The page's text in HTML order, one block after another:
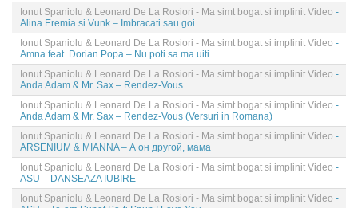
Ionut Spaniolu & Leonard De La Rosiori - Ma simt bogat si implinit Video -
Alina Eremia si Vunk – Imbracati sau goi
Ionut Spaniolu & Leonard De La Rosiori - Ma simt bogat si implinit Video -
Amna feat. Dorian Popa – Nu poti sa ma uiti
Ionut Spaniolu & Leonard De La Rosiori - Ma simt bogat si implinit Video -
Anda Adam & Mr. Sax – Rendez-Vous
Ionut Spaniolu & Leonard De La Rosiori - Ma simt bogat si implinit Video -
Anda Adam & Mr. Sax – Rendez-Vous (Versuri in Romana)
Ionut Spaniolu & Leonard De La Rosiori - Ma simt bogat si implinit Video -
ARSENIUM & MIANNA – А он другой, мама
Ionut Spaniolu & Leonard De La Rosiori - Ma simt bogat si implinit Video -
ASU – DANSEAZA IUBIRE
Ionut Spaniolu & Leonard De La Rosiori - Ma simt bogat si implinit Video -